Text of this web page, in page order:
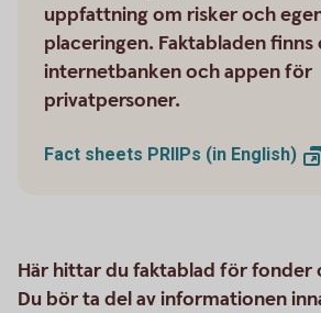
uppfattning om risker och
placeringen. Faktabladen finns
internetbanken och appen för
privatpersoner.
Fact sheets PRIIPs (in English)
Här hittar du faktablad för fonder
Du bör ta del av informationen